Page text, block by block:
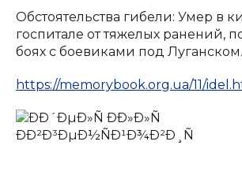
Обстоятельства гибели: Умер в
госпитале от тяжелых ранений,
боях с боевиками под Луганском.
https://memorybook.org.ua/11/